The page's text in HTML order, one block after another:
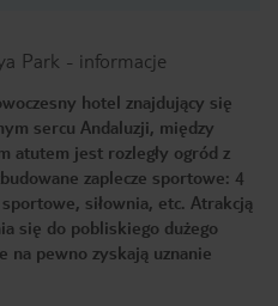
Park - informacje
hotel znajdujący się
sercu Andaluzji, między
atutem jest rozległy ogród z
zaplecze sportowe: 4
siłownia, etc. Atrakcją
się do pobliskiego dużego
na pewno zyskają uznanie